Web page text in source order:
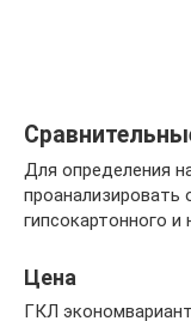
Для определения
гипсокартонного
Цена
ГКЛ